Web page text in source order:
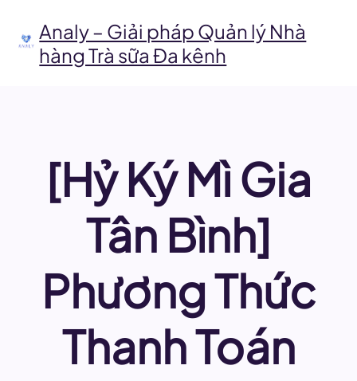
phần
Analy – Giải pháp Quản lý Nhà
hàng Trà sữa Đa kênh
[Hỷ Ký Mì Gia
Tân Bình]
Phương Thức
Thanh Toán